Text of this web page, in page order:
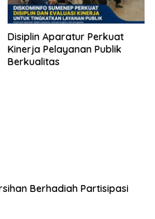
Disiplin Aparatur Perkuat
Kinerja Pelayanan Publik
Berkualitas
Berhadiah Partisipasi